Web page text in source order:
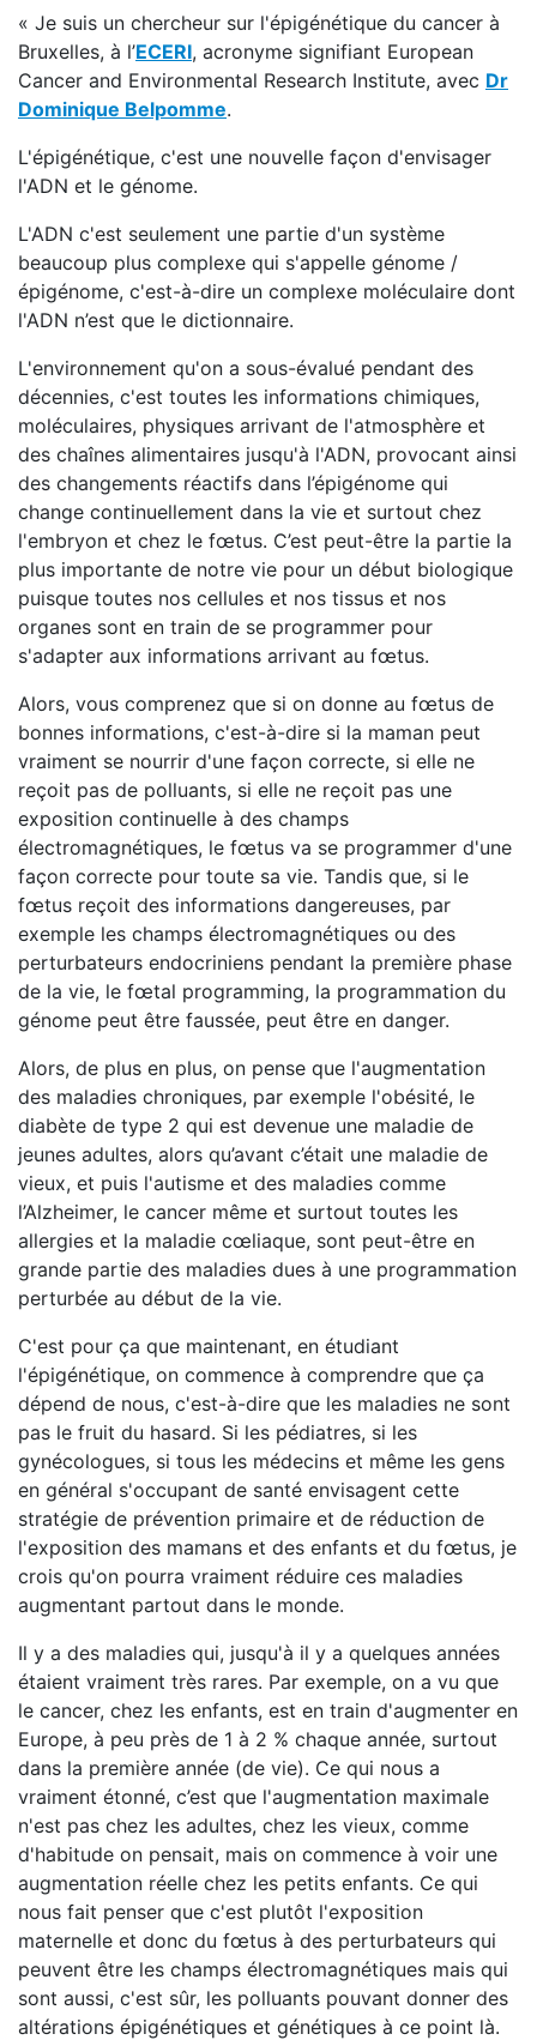
« Je suis un chercheur sur l'épigénétique du cancer à
Bruxelles, à l’ECERI, acronyme signifiant European
Cancer and Environmental Research Institute, avec Dr
Dominique Belpomme.
L'épigénétique, c'est une nouvelle façon d'envisager
l'ADN et le génome.
L'ADN c'est seulement une partie d'un système
beaucoup plus complexe qui s'appelle génome /
épigénome, c'est-à-dire un complexe moléculaire dont
l'ADN n’est que le dictionnaire.
L'environnement qu'on a sous-évalué pendant des
décennies, c'est toutes les informations chimiques,
moléculaires, physiques arrivant de l'atmosphère et
des chaînes alimentaires jusqu'à l'ADN, provocant ainsi
des changements réactifs dans l’épigénome qui
change continuellement dans la vie et surtout chez
l'embryon et chez le fœtus. C’est peut-être la partie la
plus importante de notre vie pour un début biologique
puisque toutes nos cellules et nos tissus et nos
organes sont en train de se programmer pour
s'adapter aux informations arrivant au fœtus.
Alors, vous comprenez que si on donne au fœtus de
bonnes informations, c'est-à-dire si la maman peut
vraiment se nourrir d'une façon correcte, si elle ne
reçoit pas de polluants, si elle ne reçoit pas une
exposition continuelle à des champs
électromagnétiques, le fœtus va se programmer d'une
façon correcte pour toute sa vie. Tandis que, si le
fœtus reçoit des informations dangereuses, par
exemple les champs électromagnétiques ou des
perturbateurs endocriniens pendant la première phase
de la vie, le fœtal programming, la programmation du
génome peut être faussée, peut être en danger.
Alors, de plus en plus, on pense que l'augmentation
des maladies chroniques, par exemple l'obésité, le
diabète de type 2 qui est devenue une maladie de
jeunes adultes, alors qu’avant c’était une maladie de
vieux, et puis l'autisme et des maladies comme
l’Alzheimer, le cancer même et surtout toutes les
allergies et la maladie cœliaque, sont peut-être en
grande partie des maladies dues à une programmation
perturbée au début de la vie.
C'est pour ça que maintenant, en étudiant
l'épigénétique, on commence à comprendre que ça
dépend de nous, c'est-à-dire que les maladies ne sont
pas le fruit du hasard. Si les pédiatres, si les
gynécologues, si tous les médecins et même les gens
en général s'occupant de santé envisagent cette
stratégie de prévention primaire et de réduction de
l'exposition des mamans et des enfants et du fœtus, je
crois qu'on pourra vraiment réduire ces maladies
augmentant partout dans le monde.
Il y a des maladies qui, jusqu'à il y a quelques années
étaient vraiment très rares. Par exemple, on a vu que
le cancer, chez les enfants, est en train d'augmenter en
Europe, à peu près de 1 à 2 % chaque année, surtout
dans la première année (de vie). Ce qui nous a
vraiment étonné, c’est que l'augmentation maximale
n'est pas chez les adultes, chez les vieux, comme
d'habitude on pensait, mais on commence à voir une
augmentation réelle chez les petits enfants. Ce qui
nous fait penser que c'est plutôt l'exposition
maternelle et donc du fœtus à des perturbateurs qui
peuvent être les champs électromagnétiques mais qui
sont aussi, c'est sûr, les polluants pouvant donner des
altérations épigénétiques et génétiques à ce point là.